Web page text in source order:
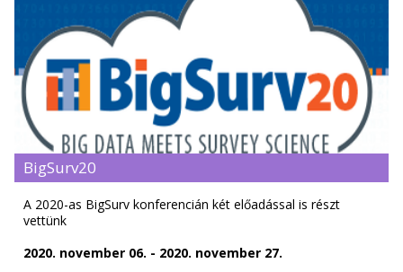
BigSurv20
A 2020-as BigSurv konferencián két előadással is részt
vettünk
2020. november 06. - 2020. november 27.